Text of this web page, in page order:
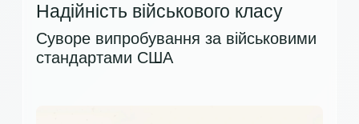
Надійність військового класу
Суворе випробування за військовими
стандартами США